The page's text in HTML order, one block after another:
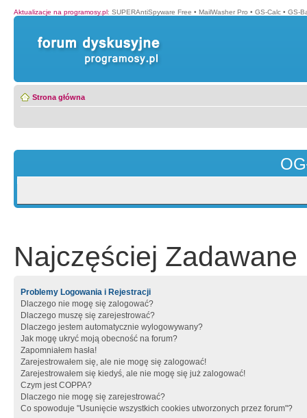
Aktualizacje na programosy.pl: SUPERAntiSpyware Free • MailWasher Pro • GS-Calc • GS-
Strona główna
Najczęściej Zadawane
Problemy Logowania i Rejestracji
Dlaczego nie mogę się zalogować?
Dlaczego muszę się zarejestrować?
Dlaczego jestem automatycznie wylogowywany?
Jak mogę ukryć moją obecność na forum?
Zapomniałem hasła!
Zarejestrowałem się, ale nie mogę się zalogować!
Zarejestrowałem się kiedyś, ale nie mogę się już zalogować!
Czym jest COPPA?
Dlaczego nie mogę się zarejestrować?
Co spowoduje "Usunięcie wszystkich cookies utworzonych przez forum"?